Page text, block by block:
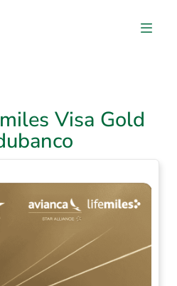
Visa Gold